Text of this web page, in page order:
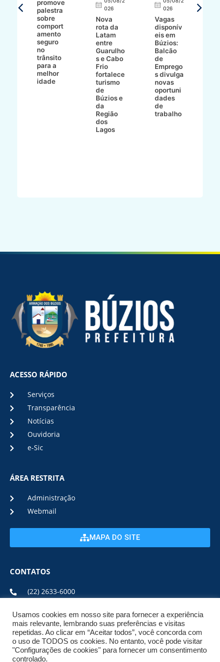
promove
palestra
sobre
comport
amento
seguro
no
trânsito
para a
melhor
idade
026
Nova
rota da
Latam
entre
Guarulho
s e Cabo
Frio
fortalece
turismo
de
Búzios e
da
Região
dos
Lagos
026
Vagas
disponív
eis em
Búzios:
Balcão
de
Emprego
s divulga
novas
oportuni
dades
de
trabalho
ACESSO RÁPIDO
Serviços
Transparência
Notícias
Ouvidoria
e-Sic
ÁREA RESTRITA
Administração
Webmail
MAPA DO SITE
CONTATOS
(22) 2633-6000
ENDEREÇO E HORÁRIO
ESTRADA DA USINA, Nº 600 CENTRO, CEP: 28950-000
DE SEGUNDA A SEXTA DE 08:00 ÀS 17:00
Usamos cookies em nosso site para fornecer a experiência
mais relevante, lembrando suas preferências e visitas
repetidas. Ao clicar em “Aceitar todos”, você concorda com
o uso de TODOS os cookies. No entanto, você pode visitar
"Configurações de cookies" para fornecer um consentimento
controlado.